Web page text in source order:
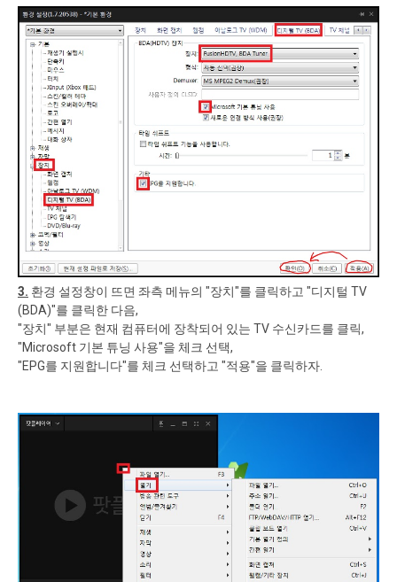
3. 환경 설정창이 뜨면 좌측 메뉴의 "장치"를 클릭하고 "디지털 TV
(BDA)"를 클릭한 다음,
"장치" 부분은 현재 컴퓨터에 장착되어 있는 TV 수신카드를 클릭,
"Microsoft 기본 튜닝 사용"을 체크 선택,
"EPG를 지원합니다"를 체크 선택하고 "적용"을 클릭하자.